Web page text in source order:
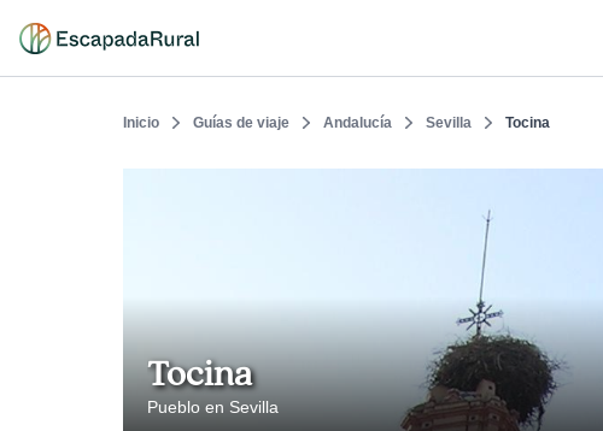
Inicio Guías de viaje Andalucía Sevilla Tocina
Tocina
Pueblo en Sevilla